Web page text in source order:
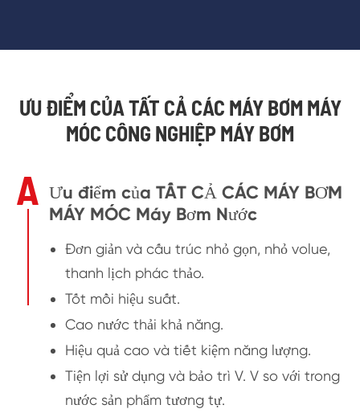
ƯU ĐIỂM CỦA TẤT CẢ CÁC MÁY BƠM MÁY
MÓC CÔNG NGHIỆP MÁY BƠM
A Ưu điểm của TẤT CẢ CÁC MÁY BƠM
MÁY MÓC Máy Bơm Nước
Đơn giản và cấu trúc nhỏ gọn, nhỏ volue,
thanh lịch phác thảo.
Tốt mồi hiệu suất.
Cao nước thải khả năng.
Hiệu quả cao và tiết kiệm năng lượng.
Tiện lợi sử dụng và bảo trì V. V so với trong
nước sản phẩm tương tự.